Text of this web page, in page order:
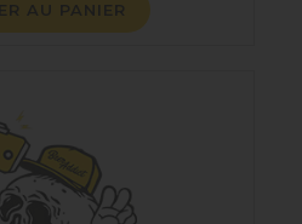
AU PANIER